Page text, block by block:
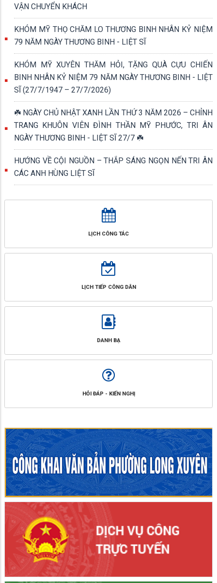
VẬN CHUYỂN KHÁCH
KHÓM MỸ THỌ CHĂM LO THƯƠNG BINH NHÂN KỶ NIỆM
79 NĂM NGÀY THƯƠNG BINH - LIỆT SĨ
KHÓM MỸ XUYÊN THĂM HỎI, TẶNG QUÀ CỰU CHIẾN
BINH NHÂN KỶ NIỆM 79 NĂM NGÀY THƯƠNG BINH - LIỆT
SĨ (27/7/1947 – 27/7/2026)
☘️ NGÀY CHỦ NHẬT XANH LẦN THỨ 3 NĂM 2026 – CHỈNH
TRANG KHUÔN VIÊN ĐÌNH THẦN MỸ PHƯỚC, TRI ÂN
NGÀY THƯƠNG BINH - LIỆT SĨ 27/7 ☘️
HƯỚNG VỀ CỘI NGUỒN – THẮP SÁNG NGỌN NẾN TRI ÂN
CÁC ANH HÙNG LIỆT SĨ
LỊCH CÔNG TÁC
LỊCH TIẾP CÔNG DÂN
DANH BẠ
HỎI ĐÁP - KIẾN NGHỊ